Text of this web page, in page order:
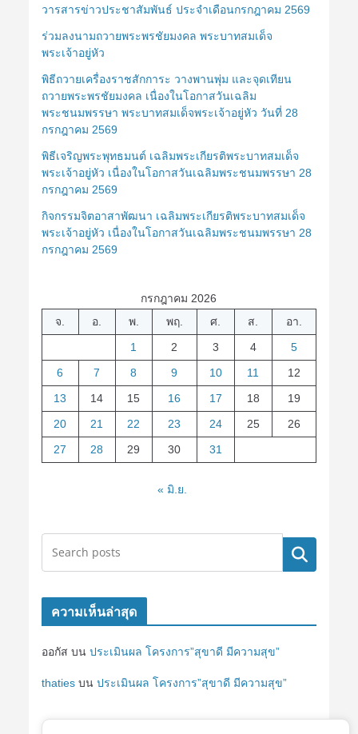
วารสารข่าวประชาสัมพันธ์ ประจำเดือนกรกฎาคม 2569
ร่วมลงนามถวายพระพรชัยมงคล พระบาทสมเด็จ
พระเจ้าอยู่หัว
พิธีถวายเครื่องราชสักการะ วางพานพุ่ม และจุดเทียน
ถวายพระพรชัยมงคล เนื่องในโอกาสวันเฉลิม
พระชนมพรรษา พระบาทสมเด็จพระเจ้าอยู่หัว วันที่ 28
กรกฎาคม 2569
พิธีเจริญพระพุทธมนต์ เฉลิมพระเกียรติพระบาทสมเด็จ
พระเจ้าอยู่หัว เนื่องในโอกาสวันเฉลิมพระชนมพรรษา 28
กรกฎาคม 2569
กิจกรรมจิตอาสาพัฒนา เฉลิมพระเกียรติพระบาทสมเด็จ
พระเจ้าอยู่หัว เนื่องในโอกาสวันเฉลิมพระชนมพรรษา 28
กรกฎาคม 2569
กรกฎาคม 2026
จ.
อ. พ. พฤ. ศ. ส.
อา.
1
2 3 4
5
6
7 8 9 10 11
12
13
14 15 16 17 18
19
20
21 22 23 24 25
26
27
28 29 30 31
« มิ.ย.
ค้นหา
ความเห็นล่าสุด
ออกัส บน ประเมินผล โครงการ”สุขาดี มีความสุข”
thatiesบน ประเมินผล โครงการ”สุขาดี มีความสุข”